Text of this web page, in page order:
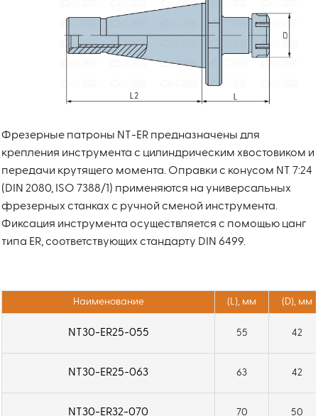
Фрезерные патроны NT-ER предназначены для
крепления инструмента с цилиндрическим хвостовиком и
передачи крутящего момента. Оправки с конусом NT 7:24
(DIN 2080, ISO 7388/1) применяются на универсальных
фрезерных станках с ручной сменой инструмента.
Фиксация инструмента осуществляется с помощью цанг
типа ER, соответствующих стандарту DIN 6499.
Наименование (L), мм (D), мм
NT30-ER25-055 55 42
NT30-ER25-063 63 42
NT30-ER32-070 70 50